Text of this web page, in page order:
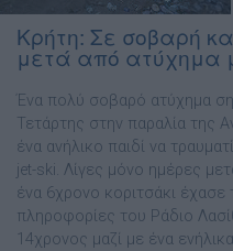
Kρήτη: Σε σοβαρή
μετά από ατύχημα
Ένα πολύ σοβαρό ατύχημα
Τετάρτης στην παραλία της
ένα ανήλικο παιδί να
jet-ski. Λίγες μόνο ημέρες
ένα 6χρονο κοριτσάκι
πληροφορίες του Ράδιο
14χρονος μαζί με ένα